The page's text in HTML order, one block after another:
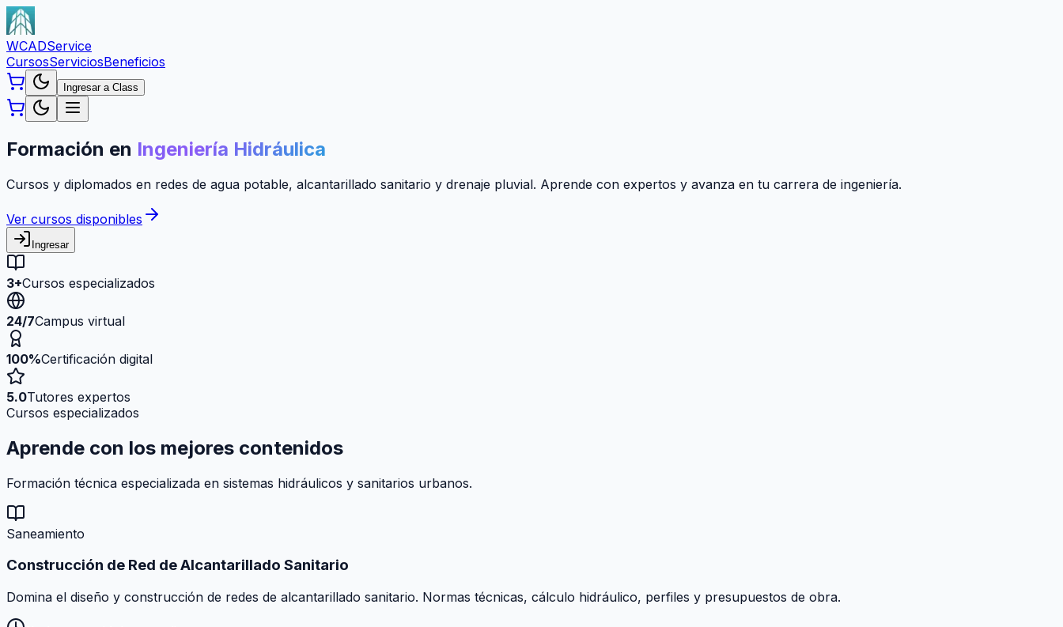
WCADService
CursosServiciosBeneficios
Ingresar a Class
Formación en Ingeniería Hidráulica
Cursos y diplomados en redes de agua potable, alcantarillado sanitario y drenaje pluvial. Aprende con expertos y avanza en tu carrera de ingeniería.
Ver cursos disponibles
Ingresar
3+Cursos especializados
24/7Campus virtual
100%Certificación digital
5.0Tutores expertos
Cursos especializados
Aprende con los mejores contenidos
Formación técnica especializada en sistemas hidráulicos y sanitarios urbanos.
Saneamiento
Construcción de Red de Alcantarillado Sanitario
Domina el diseño y construcción de redes de alcantarillado sanitario. Normas técnicas, cálculo hidráulico, perfiles y presupuestos de obra.